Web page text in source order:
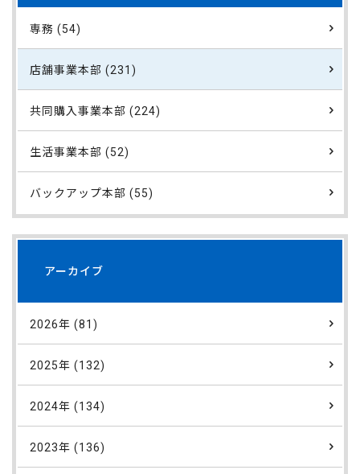
専務 (54)
店舗事業本部 (231)
共同購入事業本部 (224)
生活事業本部 (52)
バックアップ本部 (55)
アーカイブ
2026年 (81)
2025年 (132)
2024年 (134)
2023年 (136)